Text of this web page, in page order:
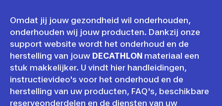
Omdat jij jouw gezondheid wil onderhouden,
onderhouden wij jouw producten. Dankzij onze
support website wordt het onderhoud en de
herstelling van jouw DECATHLON materiaal een
stuk makkelijker. U vindt hier handleidingen,
instructievideo's voor het onderhoud en de
herstelling van uw producten, FAQ's, beschikbare
reserveonderdelen en de diensten van uw